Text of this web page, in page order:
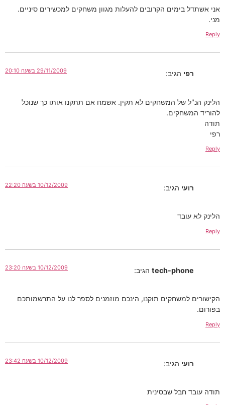
הקרובים להעלות מגוון משחקים למכשירים סיניים.
של המשחקים לא תקין. אשמח אם תתקנו אותו כך שנוכל
tech- הגיב:
תוקנו, הינכם מוזמנים לספר לנו על התרשמותכם
שבסינית